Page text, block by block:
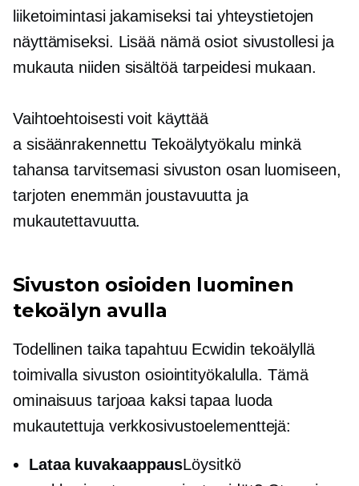
liiketoimintasi jakamiseksi tai yhteystietojen
näyttämiseksi. Lisää nämä osiot sivustollesi ja
mukauta niiden sisältöä tarpeidesi mukaan.
Vaihtoehtoisesti voit käyttää
a sisäänrakennettu Tekoälytyökalu minkä
tahansa tarvitsemasi sivuston osan luomiseen,
tarjoten enemmän joustavuutta ja
mukautettavuutta.
Sivuston osioiden luominen
tekoälyn avulla
Todellinen taika tapahtuu Ecwidin tekoälyllä
toimivalla sivuston osiointityökalulla. Tämä
ominaisuus tarjoaa kaksi tapaa luoda
mukautettuja verkkosivustoelementtejä:
Lataa kuvakaappausLöysitkö